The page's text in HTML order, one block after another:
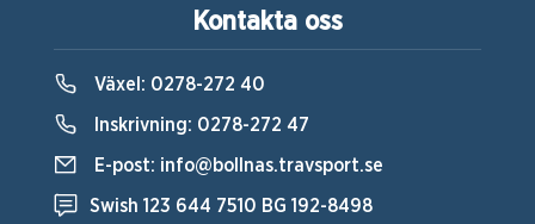
Kontakta oss
Växel: 0278-272 40
Inskrivning: 0278-272 47
E-post: info@bollnas.travsport.se
Swish 123 644 7510 BG 192-8498